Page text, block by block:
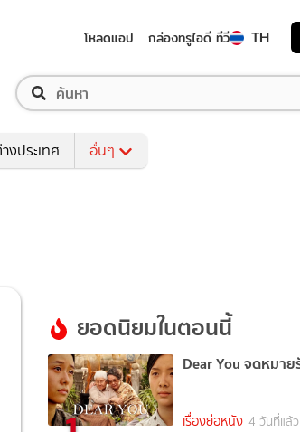
โหลดแอป กล่องทรูไอดี ทีวี TH
งประเทศ อื่นๆ
ยอดนิยมในตอนนี้
Dear You จดหมา
เรื่องย่อหนัง 4 วันที่แล้ว